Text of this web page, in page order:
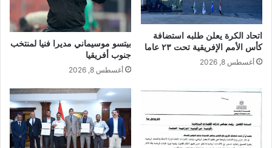
اتحاد الكرة يعلن طلبه استضافة
كأس الأمم الإفريقية تحت ٢٣ عاما
أغسطس 8, 2026
بيتسو موسيماني مديرا فنيا لمنتخب
جنوب أفريقيا
أغسطس 8, 2026